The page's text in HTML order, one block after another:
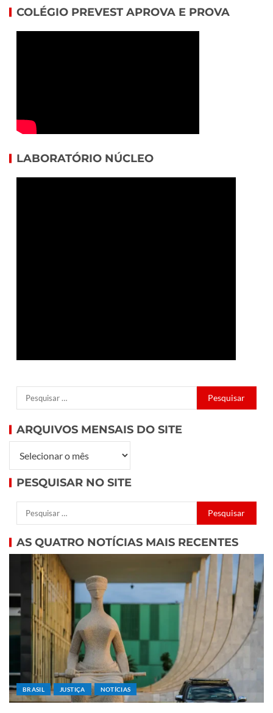
COLÉGIO PREVEST APROVA E PROVA
LABORATÓRIO NÚCLEO
ARQUIVOS MENSAIS DO SITE
PESQUISAR NO SITE
AS QUATRO NOTÍCIAS MAIS RECENTES
BRASIL JUSTIÇA NOTÍCIAS